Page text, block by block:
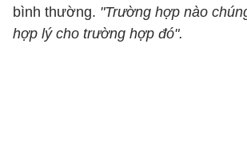
bình thường. "Trường hợp nào
hợp lý cho trường hợp đó".